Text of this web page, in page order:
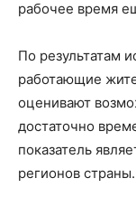
рабочее время
По результатам
работающие
оценивают
достаточно
показатель
регионов страны.